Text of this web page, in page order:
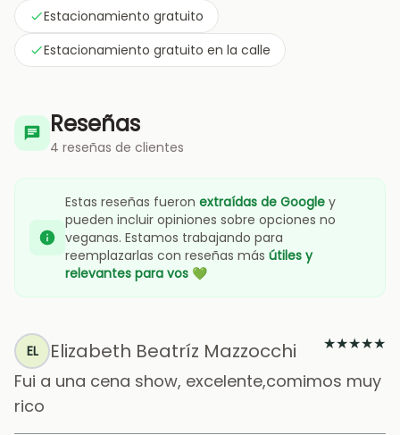
Estacionamiento gratuito
Estacionamiento gratuito en la calle
Reseñas
4 reseñas de clientes
Estas reseñas fueron extraídas de Google y
pueden incluir opiniones sobre opciones no
veganas. Estamos trabajando para
reemplazarlas con reseñas más útiles y
relevantes para vos 💚
EL Elizabeth Beatríz Mazzocchi ★★★★★
Fui a una cena show, excelente,comimos muy
rico